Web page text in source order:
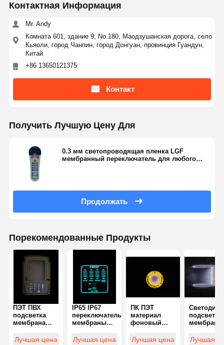
Контактная Информация
Mr. Andy
Комната 601, здание 9, No.180, Маодзушанская дорога, село
Кьяоли, город Чанпин, город Донгуан, провинция Гуандун,
Китай
+86 13650121375
Контакт
Получить Лучшую Цену Для
0.3 мм светопроводящая пленка LGF
мембранный переключатель для любого
Продолжать
Порекомендованные Продукты
ПЭТ ПВХ
подсветка
мембрана
водонепроницаемая
Лучшая цена
IP65 IP67
переключатель
мембраны
подсветки
Лучшая цена
ПК ПЭТ
материал
фоновый
мембранный
Лучшая цена
подсвет
Лучшая